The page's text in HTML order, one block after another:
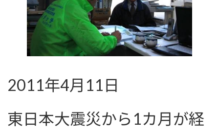
2011年4月11日
東日本大震災から1カ月が経